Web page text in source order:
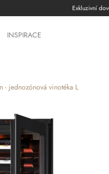
Exkluzivní
INSPIRACE
- jednozónová vinotéka L